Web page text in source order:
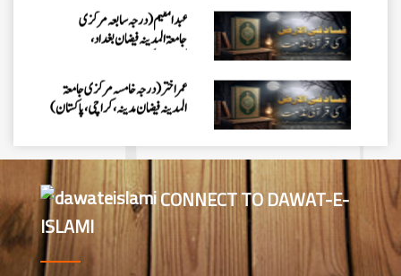
عبدالمقیم (درجہ سابعہ مرکزی
جامعۃالمدینہ فیضان بغداد،
کراچی،پاکستان)
عمر اختر (درجہ خامسہ مرکزی جامعۃ
المدینہ فیضان مدینہ ،کراچی،پاکستان)
محمد وقاص (مرکزی جامعۃ المدینہ
فیضان مدینہ،کراچی ،پاکستان)
محمد سعد عمران (درجہ عالیہ مرکزی
جامعۃ المدینہ فیضانِ مدینہ ،کراچی
،پاکستان)
CONNECT TO DAWAT-E-
ISLAMI